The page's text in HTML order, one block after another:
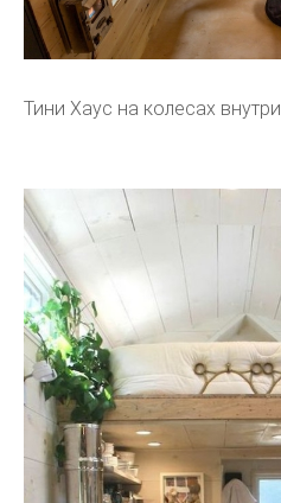
Тини Хаус на колесах внутри